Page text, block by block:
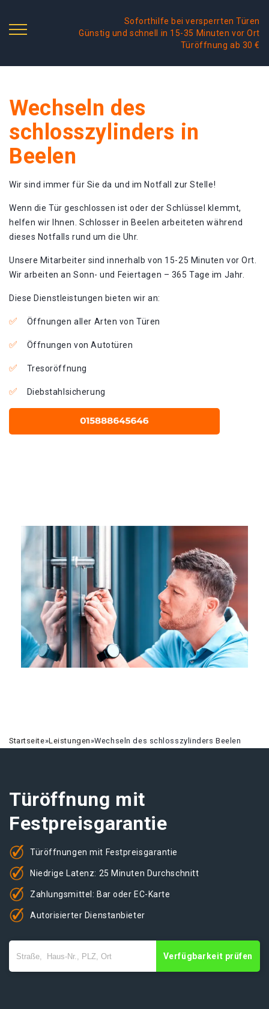
Soforthilfe bei versperrten Türen
Günstig und schnell in 15-35 Minuten vor Ort
Türöffnung ab 30 €
Wechseln des
schlosszylinders in
Beelen
Wir sind immer für Sie da und im Notfall zur Stelle!
Wenn die Tür geschlossen ist oder der Schlüssel klemmt,
helfen wir Ihnen. Schlosser in Beelen arbeiteten während
dieses Notfalls rund um die Uhr.
Unsere Mitarbeiter sind innerhalb von 15-25 Minuten vor Ort.
Wir arbeiten an Sonn- und Feiertagen – 365 Tage im Jahr.
Diese Dienstleistungen bieten wir an:
Öffnungen aller Arten von Türen
Öffnungen von Autotüren
Tresoröffnung
Diebstahlsicherung
Startseite»Leistungen»Wechseln des schlosszylinders Beelen
Türöffnung mit
Festpreisgarantie
Türöffnungen mit Festpreisgarantie
Niedrige Latenz: 25 Minuten Durchschnitt
Zahlungsmittel: Bar oder EC-Karte
Autorisierter Dienstanbieter
Verfügbarkeit prüfen